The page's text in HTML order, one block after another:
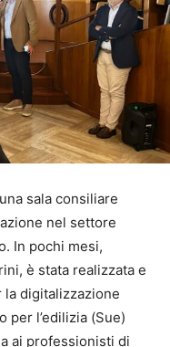
sala consiliare
nel settore
In pochi mesi,
è stata realizzata e
la digitalizzazione
l’edilizia (Sue)
ai professionisti di